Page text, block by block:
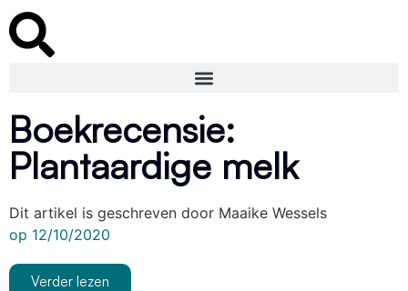
Boekrecensie:
Plantaardige melk
Dit artikel is geschreven door Maaike Wessels
op 12/10/2020
Verder lezen